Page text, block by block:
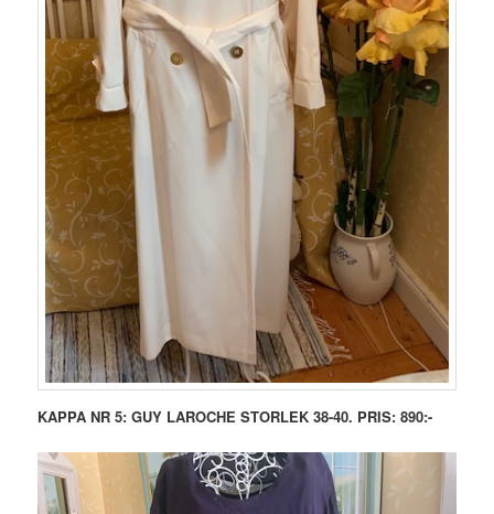
KAPPA NR 5: GUY LAROCHE STORLEK 38-40. PRIS: 890:-